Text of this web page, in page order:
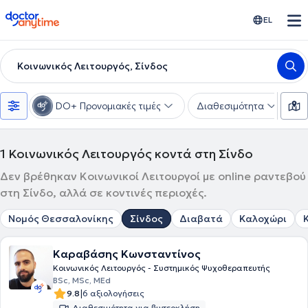
doctoranytime EL
Κοινωνικός Λειτουργός, Σίνδος
DO+ Προνομιακές τιμές Διαθεσιμότητα
1 Κοινωνικός Λειτουργός κοντά στη Σίνδο
Δεν βρέθηκαν Κοινωνικοί Λειτουργοί με online ραντεβού
στη Σίνδο, αλλά σε κοντινές περιοχές.
Νομός Θεσσαλονίκης Σίνδος Διαβατά Καλοχώρι
Καραβάσης Κωνσταντίνος
Κοινωνικός Λειτουργός - Συστημικός Ψυχοθεραπευτής
BSc, MSc, MEd
9.8|6 αξιολογήσεις